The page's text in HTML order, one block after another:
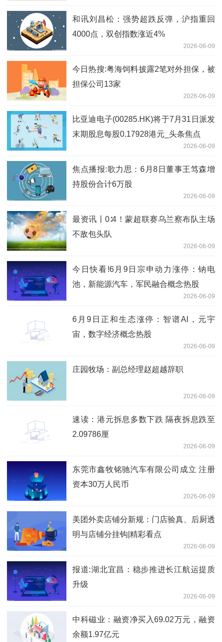
和讯刘昌松：强势超跌反弹，沪指重回
4000点，双创指数涨近4%
2026-06-09
今日热搜:粤海饲料披露2笔对外担保，被
担保公司13家
2026-06-09
比亚迪电子(00285.HK)将于7月31日派发
末期股息每股0.17928港元_头条焦点
2026-06-09
焦点播报:歌力思：6月8日董事王笃森增
持股份合计6万股
2026-06-09
最资讯丨0∶4！蒙超联赛乌兰察布队主场
不敌包头队
2026-06-09
今日快看!6月9日宗申动力涨停：钠电
池，新能源汽车，军民融合概念热股
2026-06-09
6月9日正和生态涨停：智谱AI，元宇
宙，数字经济概念热股
2026-06-09
庄园牧场：副总经理赵超越辞职
2026-06-09
速读：港元拆息多数下跌 隔夜拆息跌至
2.09786厘
2026-06-09
东莞市鑫牧铭驰汽车有限公司成立 注册
资本30万人民币
2026-06-09
美团外卖店铺分新规：门店验真、后厨透
明与店铺分挂钩|精彩看点
2026-06-09
报道:湖北宜昌：稳步推进长江航运提质
升级
2026-06-09
中科磁业：融资净买入69.02万元，融资
余额1.97亿元